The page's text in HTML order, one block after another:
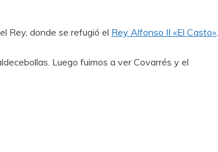
Rey, donde se refugió el Rey Alfonso II «El Casto».
Luego fuimos a ver Covarrés y el